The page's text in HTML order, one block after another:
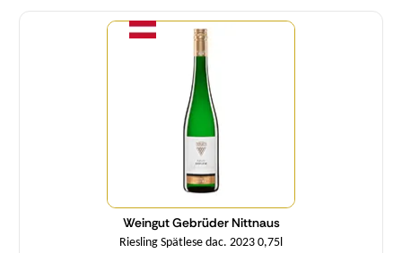
Weingut Gebrüder Nittnaus
Riesling Spätlese dac. 2023 0,75l
Menge